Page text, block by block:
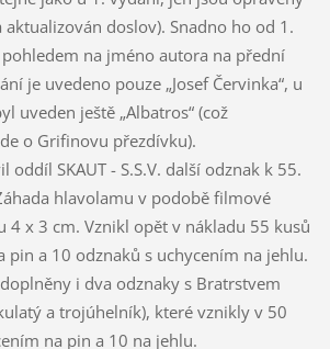
aktualizován doslov). Snadno ho od 1.
na jméno autora na přední
je uvedeno pouze „Josef Červinka“, u
uveden ještě „Albatros“ (což
o Grifinovu přezdívku).
oddíl SKAUT - S.S.V. další odznak k 55.
hlavolamu v podobě filmové
4 x 3 cm. Vznikl opět v nákladu 55 kusů
pin a 10 odznaků s uchycením na jehlu.
i dva odznaky s Bratrstvem
a trojúhelník), které vznikly v 50
na pin a 10 na jehlu.